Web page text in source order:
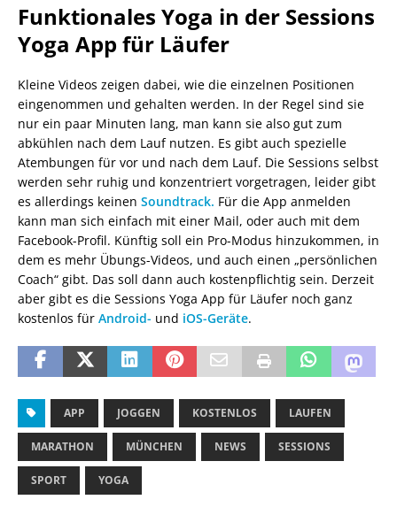
Funktionales Yoga in der Sessions
Yoga App für Läufer
Kleine Videos zeigen dabei, wie die einzelnen Positionen
eingenommen und gehalten werden. In der Regel sind sie
nur ein paar Minuten lang, man kann sie also gut zum
abkühlen nach dem Lauf nutzen. Es gibt auch spezielle
Atembungen für vor und nach dem Lauf. Die Sessions selbst
werden sehr ruhig und konzentriert vorgetragen, leider gibt
es allerdings keinen Soundtrack. Für die App anmelden
kann man sich einfach mit einer Mail, oder auch mit dem
Facebook-Profil. Künftig soll ein Pro-Modus hinzukommen, in
dem es mehr Übungs-Videos, und auch einen „persönlichen
Coach“ gibt. Das soll dann auch kostenpflichtig sein. Derzeit
aber gibt es die Sessions Yoga App für Läufer noch ganz
kostenlos für Android- und iOS-Geräte.
APP JOGGEN KOSTENLOS LAUFEN
MARATHON MÜNCHEN NEWS SESSIONS
SPORT YOGA